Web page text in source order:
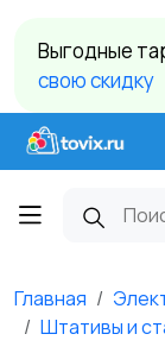
Выгодные
свою скидку
Главная
Штативы и